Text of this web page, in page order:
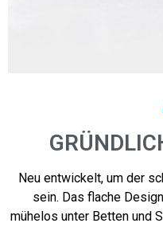
Neu entwickelt, um der
sein. Das flache
mühelos unter Betten und